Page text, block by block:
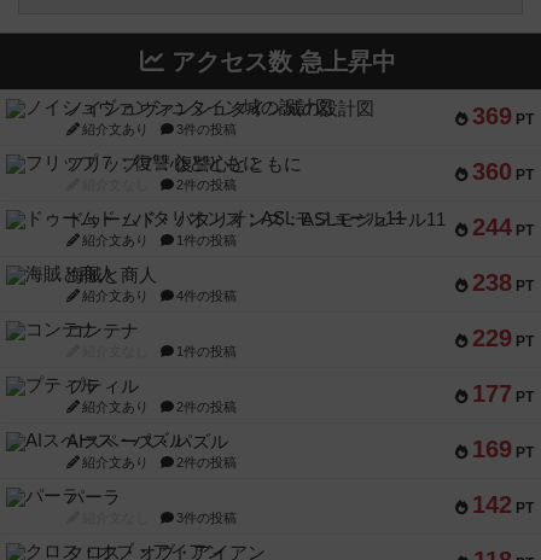
アクセス数 急上昇中
369 PT
ノイシュヴァンシュタイン城の設計図
紹介文あり 3件の投稿
360 PT
フリップ７：復讐心とともに
2件の投稿
244 PT
ドゥームド・バタリオンズ：ASLモジュール11
紹介文あり 1件の投稿
238 PT
海賊と商人
紹介文あり 4件の投稿
229 PT
コンテナ
1件の投稿
177 PT
プティル
紹介文あり 2件の投稿
169 PT
AIスペース・パズル
紹介文あり 2件の投稿
142 PT
パーラ
3件の投稿
クロス・オブ・アイアン